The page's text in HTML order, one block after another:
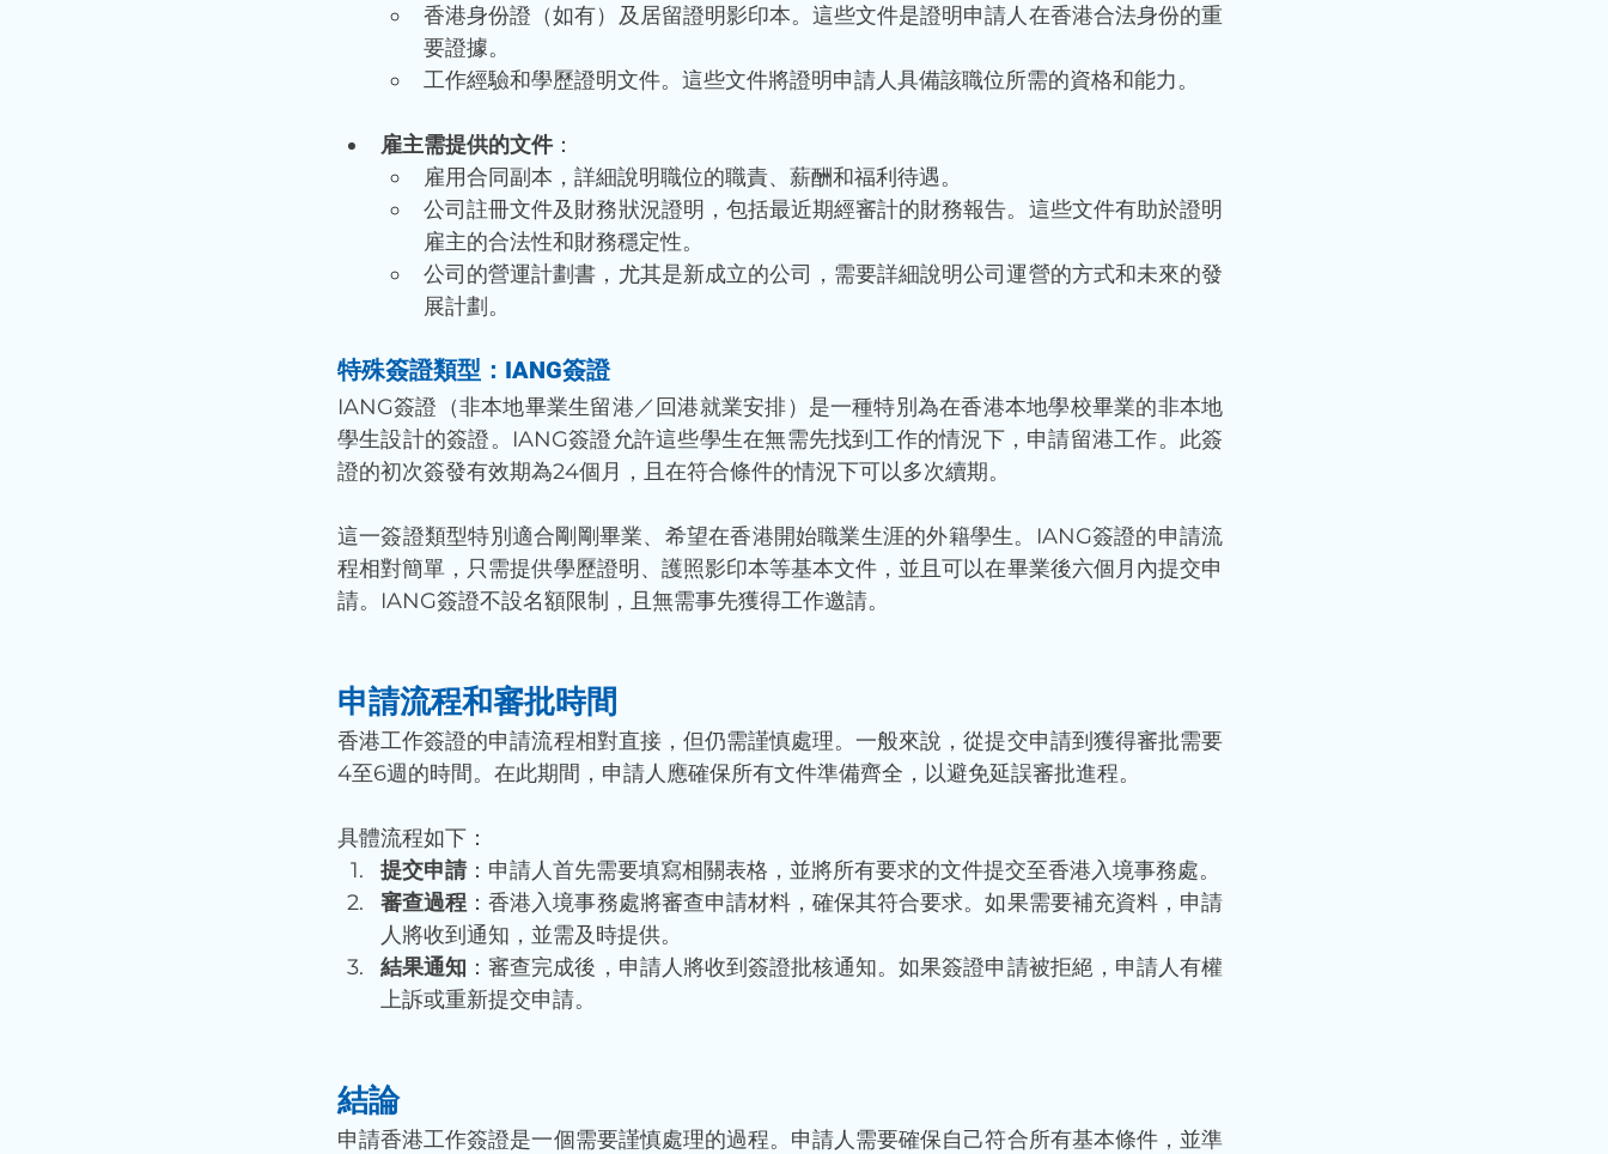
香港身份證（如有）及居留證明影印本。這些文件是證明申請人在香港合法身份的重
要證據。
工作經驗和學歷證明文件。這些文件將證明申請人具備該職位所需的資格和能力。
雇主需提供的文件：
雇用合同副本，詳細說明職位的職責、薪酬和福利待遇。
公司註冊文件及財務狀況證明，包括最近期經審計的財務報告。這些文件有助於證明
雇主的合法性和財務穩定性。
公司的營運計劃書，尤其是新成立的公司，需要詳細說明公司運營的方式和未來的發
展計劃。
特殊簽證類型：IANG簽證
IANG簽證（非本地畢業生留港／回港就業安排）是一種特別為在香港本地學校畢業的非本地
學生設計的簽證。IANG簽證允許這些學生在無需先找到工作的情況下，申請留港工作。此簽
證的初次簽發有效期為24個月，且在符合條件的情況下可以多次續期。
這一簽證類型特別適合剛剛畢業、希望在香港開始職業生涯的外籍學生。IANG簽證的申請流
程相對簡單，只需提供學歷證明、護照影印本等基本文件，並且可以在畢業後六個月內提交申
請。IANG簽證不設名額限制，且無需事先獲得工作邀請。
申請流程和審批時間
香港工作簽證的申請流程相對直接，但仍需謹慎處理。一般來說，從提交申請到獲得審批需要
4至6週的時間。在此期間，申請人應確保所有文件準備齊全，以避免延誤審批進程。
具體流程如下：
提交申請：申請人首先需要填寫相關表格，並將所有要求的文件提交至香港入境事務處。
審查過程 ：香港入境事務處將審查申請材料，確保其符合要求。如果需要補充資料，申請
人將收到通知，並需及時提供。
結果通知 ：審查完成後，申請人將收到簽證批核通知。如果簽證申請被拒絕，申請人有權
上訴或重新提交申請。
結論
申請香港工作簽證是一個需要謹慎處理的過程。申請人需要確保自己符合所有基本條件，並準